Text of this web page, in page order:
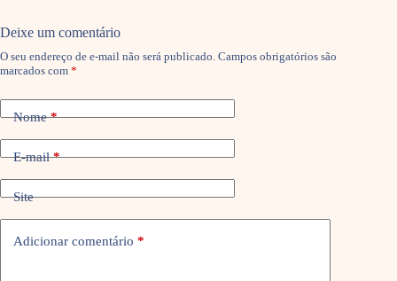
Deixe um comentário
O seu endereço de e-mail não será publicado. Campos obrigatórios são
marcados com *
Nome*
E-mail*
Site
Adicionar comentário *